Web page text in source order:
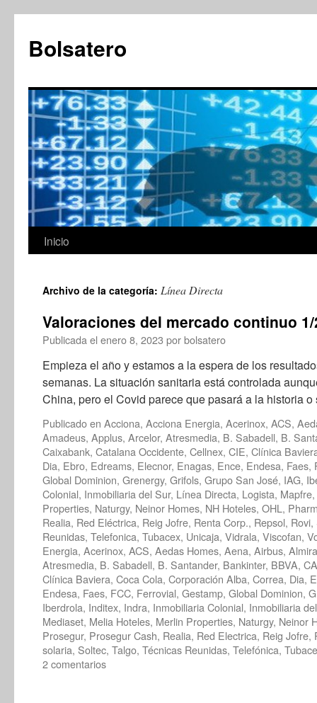
contenido
Bolsatero
Inicio
Archivo de la categoría: Línea Directa
Valoraciones del mercado continuo 1/
Publicada el enero 8, 2023 porbolsatero
Empieza el año y estamos a la espera de los
semanas. La situación sanitaria está controlada
China, pero el Covid parece que pasará a la historia
Publicado en Acciona, Acciona Energia, Acerinox, ACS,
Amadeus, Applus, Arcelor, Atresmedia, B. Sabadell, B.
Caixabank, Catalana Occidente, Cellnex, CIE, Clínica
Dia, Ebro, Edreams, Elecnor, Enagas, Ence, Endesa, Faes,
Global Dominion, Grenergy, Grifols, Grupo San José, IAG,
Colonial, Inmobiliaria del Sur, Línea Directa, Logista, Mapfre,
Properties, Naturgy, Neinor Homes, NH Hoteles, OHL ,
Realia, Red Eléctrica, Reig Jofre, Renta Corp., Repsol, Rovi,
Reunidas, Telefonica, Tubacex, Unicaja, Vidrala, Viscofan,
Energia, Acerinox, ACS, Aedas Homes, Aena, Airbus,
Atresmedia, B. Sabadell, B. Santander, Bankinter, BBVA,
Clínica Baviera, Coca Cola, Corporación Alba, Correa, Dia,
Endesa, Faes, FCC, Ferrovial, Gestamp, Global Dominion,
Iberdrola, Inditex, Indra, Inmobiliaria Colonial, Inmobiliaria
Mediaset, Melia Hoteles, Merlin Properties, Naturgy, Neinor
Prosegur, Prosegur Cash, Realia, Red Electrica, Reig Jofre,
solaria, Soltec, Talgo, Técnicas Reunidas, Telefónica,
2 comentarios